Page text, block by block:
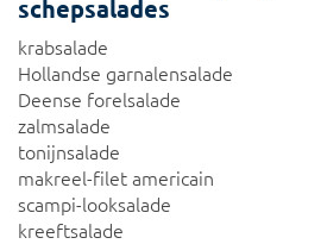
schepsalades
krabsalade
Hollandse garnalensalade
Deense forelsalade
zalmsalade
tonijnsalade
makreel-filet americain
scampi-looksalade
kreeftsalade